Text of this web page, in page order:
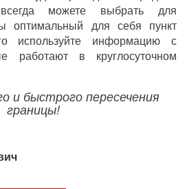
можете выбрать для
оптимальный для себя пункт
используйте информацию с
работают в круглосуточном
и быстрого пересечения
границы!